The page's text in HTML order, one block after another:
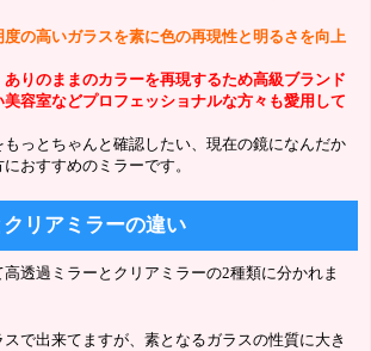
の高いガラスを素に色の再現性と明るさを向上
ありのままのカラーを再現するため高級ブランド
容室などプロフェッショナルな方々も愛用して
っとちゃんと確認したい、現在の鏡になんだか
おすすめのミラーです。
リアミラーの違い
透過ミラーとクリアミラーの2種類に分かれま
で出来てますが、素となるガラスの性質に大き